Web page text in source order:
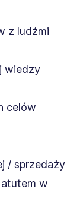
z ludźmi
wiedzy
celów
/ sprzedaży
w